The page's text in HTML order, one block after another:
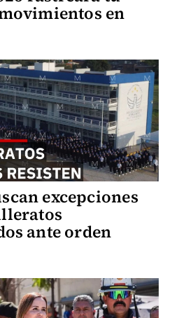
en
excepciones
ante orden